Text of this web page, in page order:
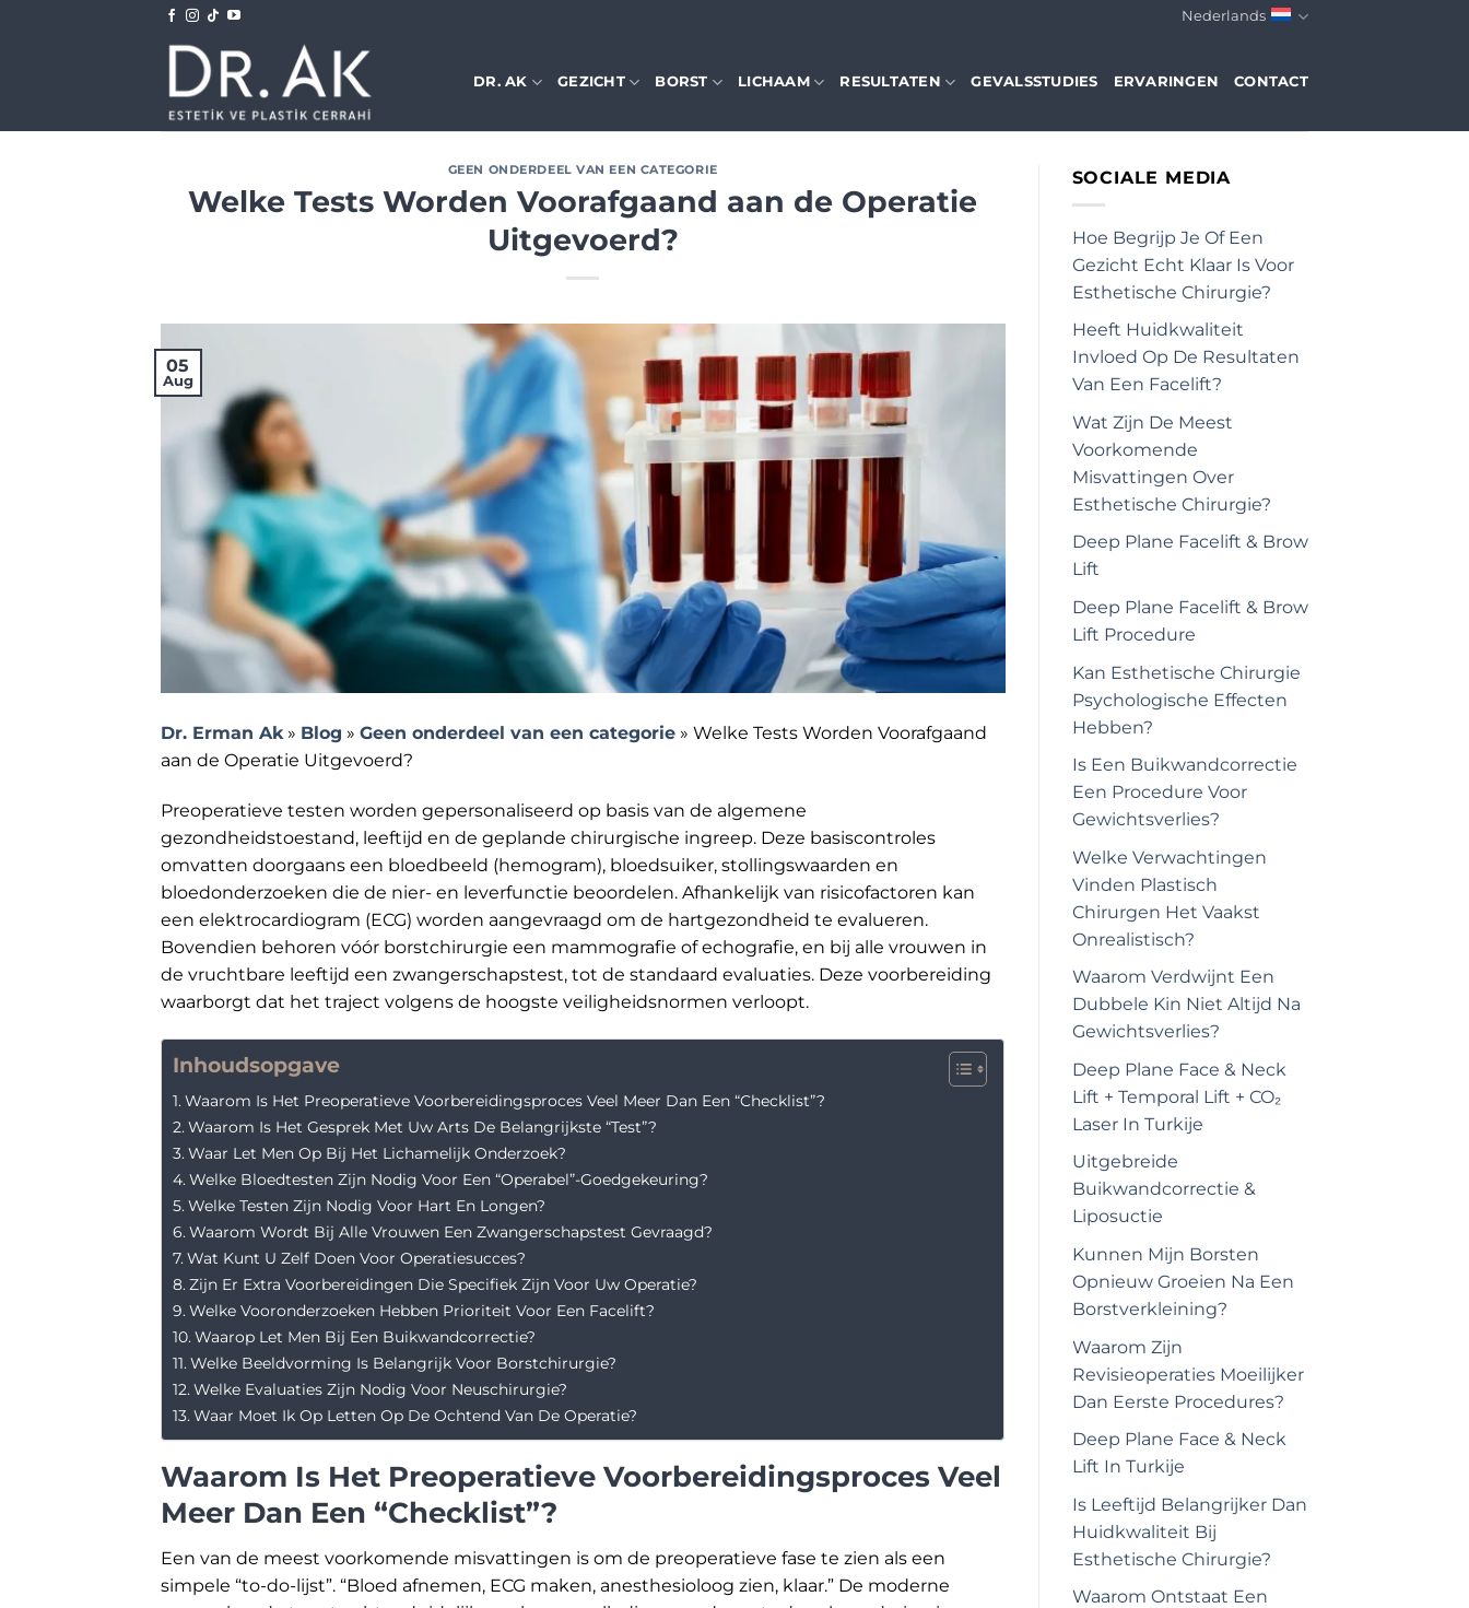
Nederlands
DR. AK GEZICHT BORST LICHAAM RESULTATEN GEVALSSTUDIES ERVARINGEN CONTACT
GEEN ONDERDEEL VAN EEN CATEGORIE
Welke Tests Worden Voorafgaand aan de Operatie
Uitgevoerd?
05
Aug
Dr. Erman Ak» Blog » Geen onderdeel van een categorie » Welke Tests Worden Voorafgaand
aan de Operatie Uitgevoerd?
Preoperatieve testen worden gepersonaliseerd op basis van de algemene
gezondheidstoestand, leeftijd en de geplande chirurgische ingreep. Deze basiscontroles
omvatten doorgaans een bloedbeeld (hemogram), bloedsuiker, stollingswaarden en
bloedonderzoeken die de nier- en leverfunctie beoordelen. Afhankelijk van risicofactoren kan
een elektrocardiogram (ECG) worden aangevraagd om de hartgezondheid te evalueren.
Bovendien behoren vóór borstchirurgie een mammografie of echografie, en bij alle vrouwen in
de vruchtbare leeftijd een zwangerschapstest, tot de standaard evaluaties. Deze voorbereiding
waarborgt dat het traject volgens de hoogste veiligheidsnormen verloopt.
Inhoudsopgave
Waarom Is Het Preoperatieve Voorbereidingsproces Veel Meer Dan Een “Checklist”?
Waarom Is Het Gesprek Met Uw Arts De Belangrijkste “Test”?
Waar Let Men Op Bij Het Lichamelijk Onderzoek?
Welke Bloedtesten Zijn Nodig Voor Een “Operabel”-Goedgekeuring?
Welke Testen Zijn Nodig Voor Hart En Longen?
Waarom Wordt Bij Alle Vrouwen Een Zwangerschapstest Gevraagd?
Wat Kunt U Zelf Doen Voor Operatiesucces?
Zijn Er Extra Voorbereidingen Die Specifiek Zijn Voor Uw Operatie?
Welke Vooronderzoeken Hebben Prioriteit Voor Een Facelift?
Waarop Let Men Bij Een Buikwandcorrectie?
Welke Beeldvorming Is Belangrijk Voor Borstchirurgie?
Welke Evaluaties Zijn Nodig Voor Neuschirurgie?
Waar Moet Ik Op Letten Op De Ochtend Van De Operatie?
Waarom Is Het Preoperatieve Voorbereidingsproces Veel
Meer Dan Een “Checklist”?
Een van de meest voorkomende misvattingen is om de preoperatieve fase te zien als een
simpele “to-do-lijst”. “Bloed afnemen, ECG maken, anesthesioloog zien, klaar.” De moderne
SOCIALE MEDIA
Hoe Begrijp Je Of Een
Gezicht Echt Klaar Is Voor
Esthetische Chirurgie?
Heeft Huidkwaliteit
Invloed Op De Resultaten
Van Een Facelift?
Wat Zijn De Meest
Voorkomende
Misvattingen Over
Esthetische Chirurgie?
Deep Plane Facelift & Brow
Lift
Deep Plane Facelift & Brow
Lift Procedure
Kan Esthetische Chirurgie
Psychologische Effecten
Hebben?
Is Een Buikwandcorrectie
Een Procedure Voor
Gewichtsverlies?
Welke Verwachtingen
Vinden Plastisch
Chirurgen Het Vaakst
Onrealistisch?
Waarom Verdwijnt Een
Dubbele Kin Niet Altijd Na
Gewichtsverlies?
Deep Plane Face & Neck
Lift + Temporal Lift + CO₂
Laser In Turkije
Uitgebreide
Buikwandcorrectie &
Liposuctie
Kunnen Mijn Borsten
Opnieuw Groeien Na Een
Borstverkleining?
Waarom Zijn
Revisieoperaties Moeilijker
Dan Eerste Procedures?
Deep Plane Face & Neck
Lift In Turkije
Is Leeftijd Belangrijker Dan
Huidkwaliteit Bij
Esthetische Chirurgie?
Waarom Ontstaat Een